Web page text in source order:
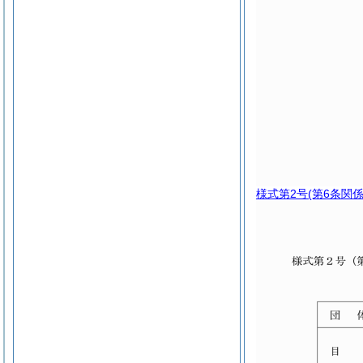
様式第2号(第6条関